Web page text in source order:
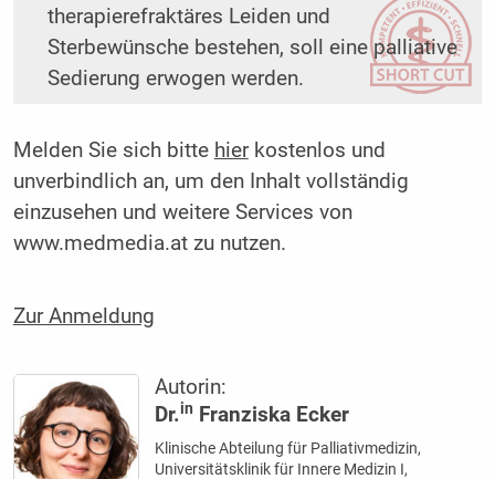
therapierefraktäres Leiden und
Sterbewünsche bestehen, soll eine palliative
Sedierung erwogen werden.
Melden Sie sich bitte hierkostenlos und
unverbindlich an, um den Inhalt vollständig
einzusehen und weitere Services von
www.medmedia.at zu nutzen.
Zur Anmeldung
Autorin:
Dr.in Franziska Ecker
Klinische Abteilung für Palliativmedizin,
Universitätsklinik für Innere Medizin I,